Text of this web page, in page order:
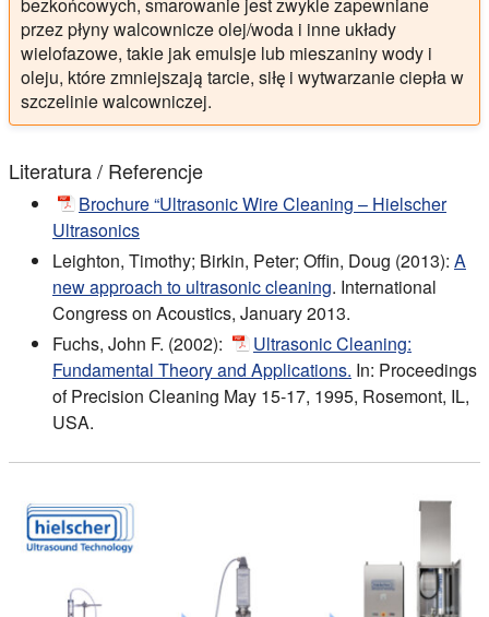
bezkońcowych, smarowanie jest zwykle zapewniane
przez płyny walcownicze olej/woda i inne układy
wielofazowe, takie jak emulsje lub mieszaniny wody i
oleju, które zmniejszają tarcie, siłę i wytwarzanie ciepła w
szczelinie walcowniczej.
Literatura / Referencje
Brochure “Ultrasonic Wire Cleaning – Hielscher
Ultrasonics
Leighton, Timothy; Birkin, Peter; Offin, Doug (2013): A
new approach to ultrasonic cleaning. International
Congress on Acoustics, January 2013.
Fuchs, John F. (2002):
Ultrasonic Cleaning:
Fundamental Theory and Applications. In: Proceedings
of Precision Cleaning May 15-17, 1995, Rosemont, IL,
USA.